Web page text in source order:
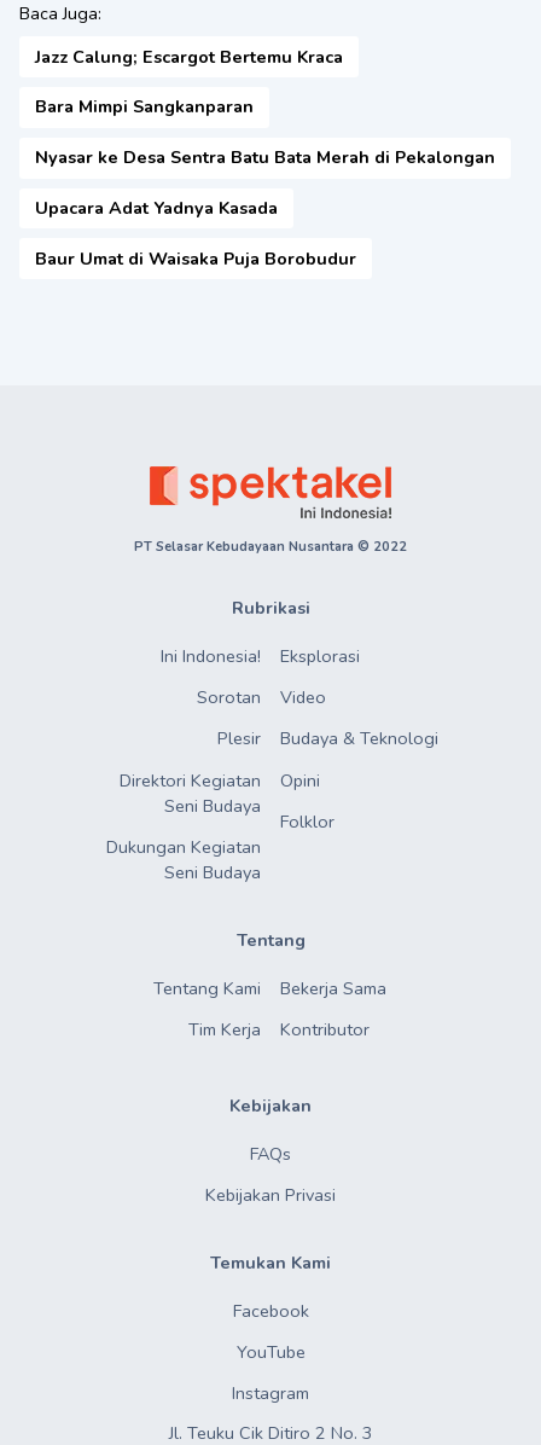
Baca Juga:
Jazz Calung; Escargot Bertemu Kraca
Bara Mimpi Sangkanparan
Nyasar ke Desa Sentra Batu Bata Merah di Pekalongan
Upacara Adat Yadnya Kasada
Baur Umat di Waisaka Puja Borobudur
PT Selasar Kebudayaan Nusantara © 2022
Rubrikasi
Ini Indonesia!
Sorotan
Plesir
Direktori Kegiatan
Seni Budaya
Dukungan Kegiatan
Seni Budaya
Eksplorasi
Video
Budaya & Teknologi
Opini
Folklor
Tentang
Tentang Kami
Tim Kerja
Bekerja Sama
Kontributor
Kebijakan
FAQs
Kebijakan Privasi
Temukan Kami
Facebook
YouTube
Instagram
Jl. Teuku Cik Ditiro 2 No. 3